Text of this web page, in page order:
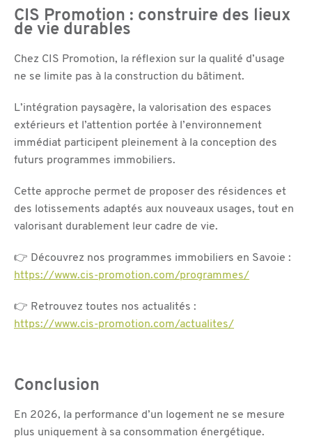
CIS Promotion : construire des lieux
de vie durables
Chez CIS Promotion, la réflexion sur la qualité d’usage
ne se limite pas à la construction du bâtiment.
L’intégration paysagère, la valorisation des espaces
extérieurs et l’attention portée à l’environnement
immédiat participent pleinement à la conception des
futurs programmes immobiliers.
Cette approche permet de proposer des résidences et
des lotissements adaptés aux nouveaux usages, tout en
valorisant durablement leur cadre de vie.
👉 Découvrez nos programmes immobiliers en Savoie :
https://www.cis-promotion.com/programmes/
👉 Retrouvez toutes nos actualités :
https://www.cis-promotion.com/actualites/
Conclusion
En 2026, la performance d’un logement ne se mesure
plus uniquement à sa consommation énergétique.